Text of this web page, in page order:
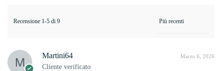
Recensione 1-5 di 9
Martini64
Cliente verificato
Marzo 6, 2026